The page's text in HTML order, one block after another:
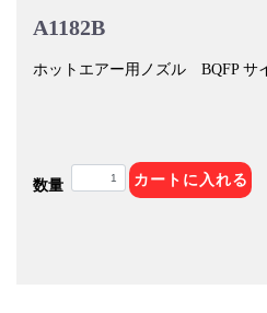
A1182B
ホットエアー用ノズル BQFP サ
数量 カートに入れる